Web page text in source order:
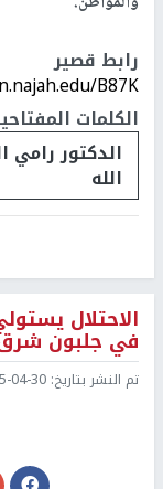
رابط قصير
B87K/
الكلمات
الدكتور رامي
الله
الاحتلال
في جلبون
تم النشر بتاريخ: 30 13:52